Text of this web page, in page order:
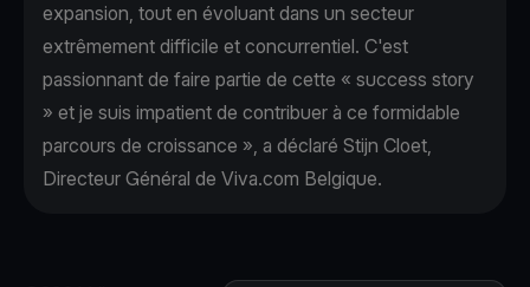
expansion, tout en évoluant dans un secteur
extrêmement difficile et concurrentiel. C'est
passionnant de faire partie de cette « success story
» et je suis impatient de contribuer à ce formidable
parcours de croissance », a déclaré Stijn Cloet,
Directeur Général de Viva.com Belgique.